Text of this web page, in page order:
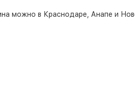
можно в Краснодаре, Анапе и